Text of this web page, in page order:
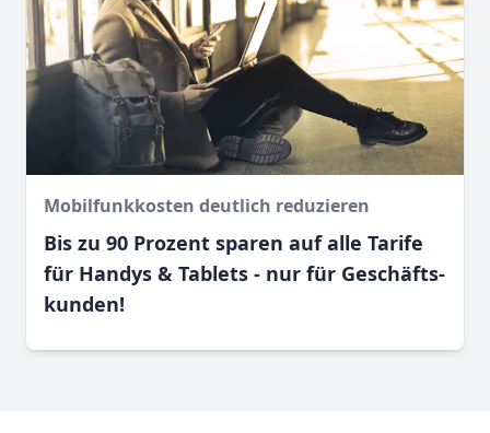
Mobilfunkkosten deutlich reduzieren
Bis zu 90 Prozent sparen auf alle Tarife
für Handys & Tablets - nur für Geschäfts­
kunden!